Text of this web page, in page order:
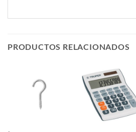
PRODUCTOS RELACIONADOS